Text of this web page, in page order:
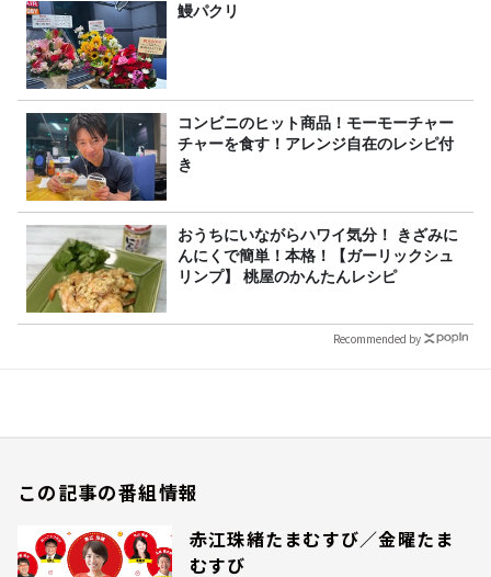
鰻パクリ
コンビニのヒット商品！モーモーチャー
チャーを食す！アレンジ自在のレシピ付
き
おうちにいながらハワイ気分！ きざみに
んにくで簡単！本格！【ガーリックシュ
リンプ】 桃屋のかんたんレシピ
Recommended by
この記事の番組情報
赤江珠緒たまむすび／金曜たま
むすび